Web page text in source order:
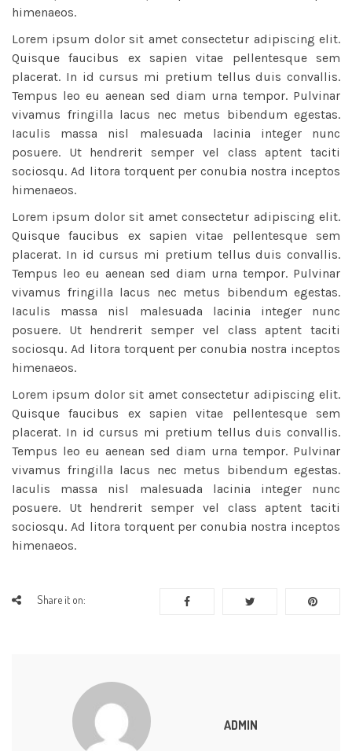
himenaeos.
Lorem ipsum dolor sit amet consectetur adipiscing elit.
Quisque faucibus ex sapien vitae pellentesque sem
placerat. In id cursus mi pretium tellus duis convallis.
Tempus leo eu aenean sed diam urna tempor. Pulvinar
vivamus fringilla lacus nec metus bibendum egestas.
Iaculis massa nisl malesuada lacinia integer nunc
posuere. Ut hendrerit semper vel class aptent taciti
sociosqu. Ad litora torquent per conubia nostra inceptos
himenaeos.
Lorem ipsum dolor sit amet consectetur adipiscing elit.
Quisque faucibus ex sapien vitae pellentesque sem
placerat. In id cursus mi pretium tellus duis convallis.
Tempus leo eu aenean sed diam urna tempor. Pulvinar
vivamus fringilla lacus nec metus bibendum egestas.
Iaculis massa nisl malesuada lacinia integer nunc
posuere. Ut hendrerit semper vel class aptent taciti
sociosqu. Ad litora torquent per conubia nostra inceptos
himenaeos.
Lorem ipsum dolor sit amet consectetur adipiscing elit.
Quisque faucibus ex sapien vitae pellentesque sem
placerat. In id cursus mi pretium tellus duis convallis.
Tempus leo eu aenean sed diam urna tempor. Pulvinar
vivamus fringilla lacus nec metus bibendum egestas.
Iaculis massa nisl malesuada lacinia integer nunc
posuere. Ut hendrerit semper vel class aptent taciti
sociosqu. Ad litora torquent per conubia nostra inceptos
himenaeos.
Share it on:
ADMIN